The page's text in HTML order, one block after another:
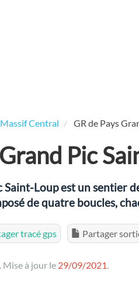
Massif Central GR de Pays
Pic
Saint-Loup est un sentier
de quatre boucles,
tracé gps Partager
. Mise à jour le 29/09/2021.